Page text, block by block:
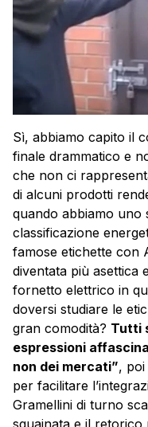
Sì, abbiamo capito il
finale drammatico e
che non ci
di alcuni prodotti
quando abbiamo uno
classificazione
famose etichette con
diventata più asettica
fornetto elettrico in
doversi studiare le
gran comodità? Tutti
espressioni
non dei mercati”,
per facilitare
Gramellini di turno